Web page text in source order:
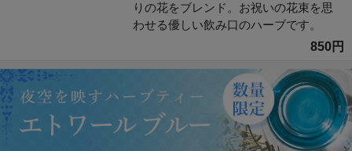
りの花をブレンド。お祝いの花束を思
わせる優しい飲み口のハーブです。
850円